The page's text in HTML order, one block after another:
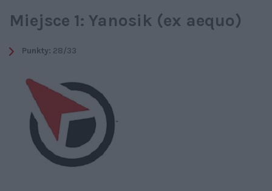
Miejsce 1: Yanosik (ex aequo)
Punkty: 28/33